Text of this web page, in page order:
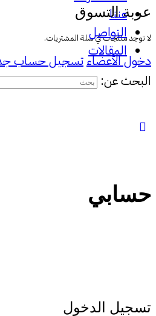
عربة التسوق
لا توجد منتجات في سلة المشتريات.
دخول الأعضاء تسجيل حساب
عننا
التواصل
المقالات
البحث عن:
حسابي
تسجيل الدخول